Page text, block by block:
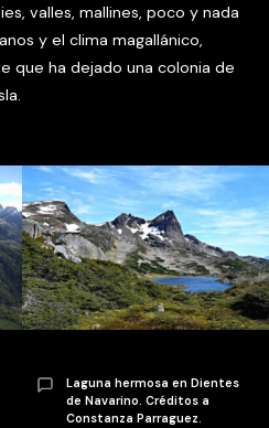
valles, mallines, poco y nada
y el clima magallánico,
que ha dejado una colonia de
Laguna hermosa en Dientes
de Navarino. Créditos a
Constanza Parraguez.